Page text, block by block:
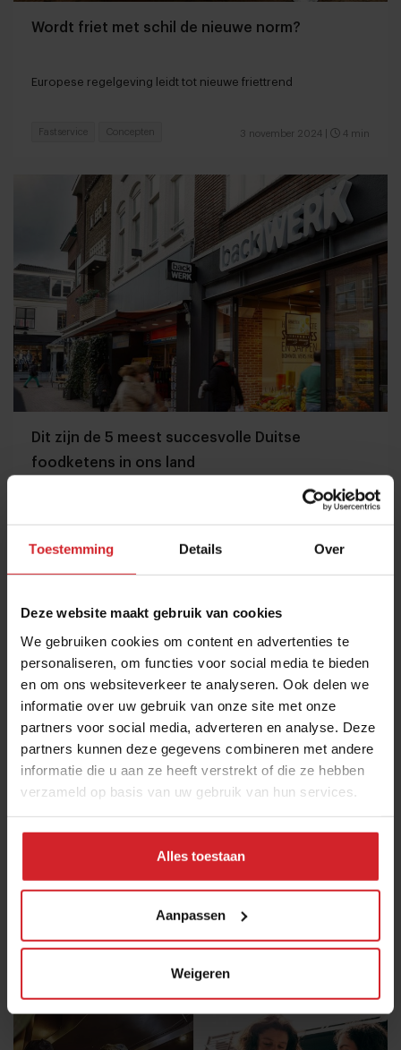
Toestemming Details Over
Deze website maakt gebruik van cookies
We gebruiken cookies om content en advertenties te
personaliseren, om functies voor social media te bieden
en om ons websiteverkeer te analyseren. Ook delen we
informatie over uw gebruik van onze site met onze
partners voor social media, adverteren en analyse. Deze
partners kunnen deze gegevens combineren met andere
informatie die u aan ze heeft verstrekt of die ze hebben
verzameld op basis van uw gebruik van hun services.
Alles toestaan
Aanpassen
Weigeren
Wordt friet met schil de nieuwe norm?
Europese regelgeving leidt tot nieuwe friettrend
3 november 2024 4 min
Fastservice Concepten
Dit zijn de 5 meest succesvolle Duitse
foodketens in ons land
Meer dan 100 Nederlandse vestigingen van Duitse horeca-
26 oktober 2024|
21 oktober 2024| 3 min
Fastservice Concepten